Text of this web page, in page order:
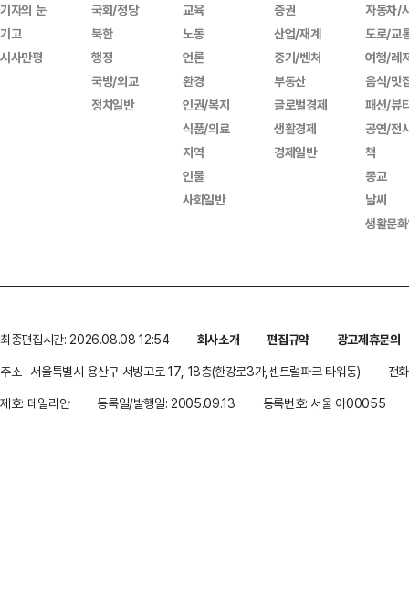
기자의 눈
기고
시사만평
국회/정당
북한
행정
국방/외교
정치일반
교육
노동
언론
환경
인권/복지
식품/의료
지역
인물
사회일반
증권
산업/재계
중기/벤처
부동산
글로벌경제
생활경제
경제일반
자동차/
도로/교
여행/레
음식/맛
패션/뷰
공연/전
책
종교
날씨
생활문
최종편집시간: 2026.08.08 12:54 회사소개 편집규약
광고제휴문의
주소 : 서울특별시 용산구 서빙고로 17, 18층(한강로3가,센트럴파크 타워동)
전
제호: 데일리안
등록일/발행일: 2005.09.13 등록번호: 서울 아00055